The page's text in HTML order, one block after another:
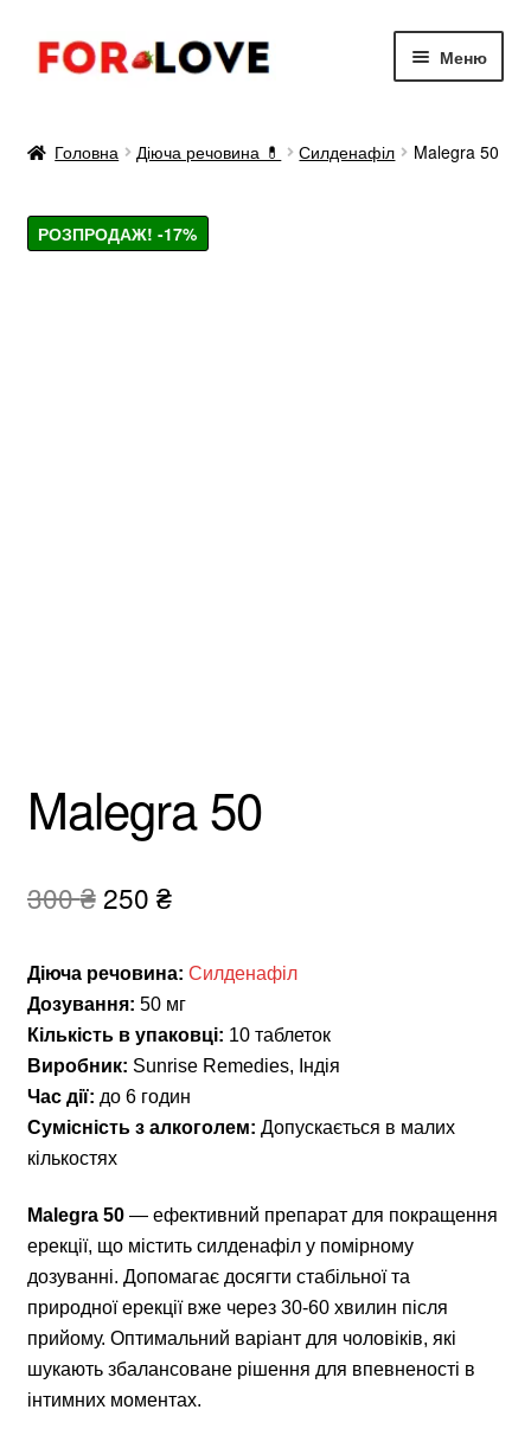
Перейти
до
Перейти
до
Меню
Для потенції 🍌
Головна Діюча речовина 💊 Силденафіл Malegra 50
РОЗПРОДАЖ! -17%
Malegra 50
300₴ Оригінальна
300 ₴.
250 ₴Поточна
250 ₴.
Діюча речовина: Силденафіл
Дозування: 50 мг
Кількість в упаковці: 10 таблеток
Виробник: Sunrise Remedies, Індія
Час дії: до 6 годин
Сумісність з алкоголем: Допускається в малих
кількостях
Malegra 50— ефективний препарат для покращення
ерекції, що містить силденафіл у помірному
дозуванні. Допомагає досягти стабільної та
природної ерекції вже через 30-60 хвилин після
прийому. Оптимальний варіант для чоловіків, які
шукають збалансоване рішення для впевненості в
інтимних моментах.